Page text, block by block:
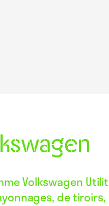
Volkswagen
de tiroirs,